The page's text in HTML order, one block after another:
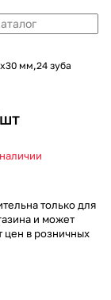
мм,24 зуба
шт
только для
и может
цен в розничных